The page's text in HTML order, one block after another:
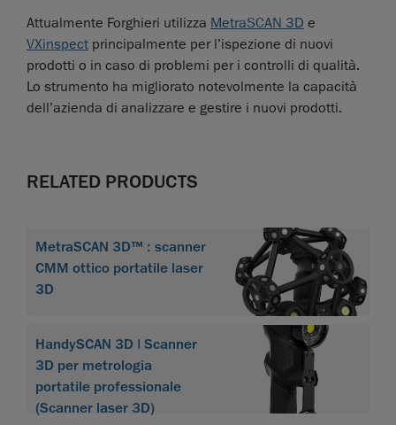
Attualmente Forghieri utilizza MetraSCAN 3D e
VXinspect principalmente per l’ispezione di nuovi
prodotti o in caso di problemi per i controlli di qualità.
Lo strumento ha migliorato notevolmente la capacità
dell’azienda di analizzare e gestire i nuovi prodotti.
RELATED PRODUCTS
MetraSCAN 3D™ : scanner
CMM ottico portatile laser
3D
HandySCAN 3D | Scanner
3D per metrologia
portatile professionale
(Scanner laser 3D)